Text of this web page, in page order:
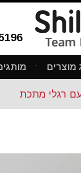
מוצרים
רגלי מתכת